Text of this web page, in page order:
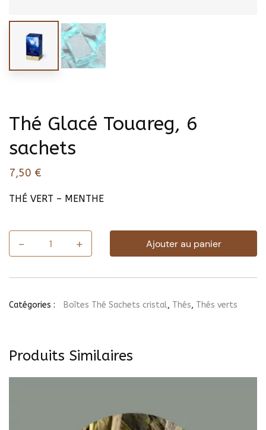
Thé Glacé Touareg, 6
sachets
7,50 €
THÉ VERT – MENTHE
-
quantité
de
6
+ Ajouter au panier
Catégories : Boîtes Thé Sachets cristal, Thés, Thés verts
Produits Similaires